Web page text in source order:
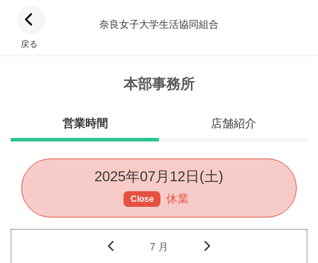
戻る
奈良女子大学生活協同組合
本部事務所
営業時間 店舗紹介
2025年07月12日(土)
Close 休業
7 月